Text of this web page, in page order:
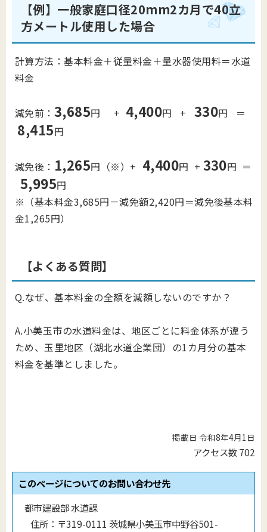
【例】一般家庭口径20mm2カ月で40立
方メートル使用した場合
計算方法：基本料金＋従量料金＋量水器使用料＝水道
料金
減免前： 3,685円 + 4,400円 + 330円 ＝
8,415円
減免後： 1,265円（※）+ 4,400円 + 330円 ＝
5,995円
※（基本料金3,685円－減免額2,420円＝減免後基本料
金1,265円）
【よくある質問】
Q.なぜ、基本料金の全額を減額しないのですか？
A.小美玉市の水道料金は、地区ごとに料金体系が違う
ため、玉里地区（湖北水道企業団）の1カ月分の基本
料金を基準としました。
掲載日 令和8年4月1日
アクセス数702
このページについてのお問い合わせ先
都市建設部 水道課
住所： 〒319-0111 茨城県小美玉市中野谷501-